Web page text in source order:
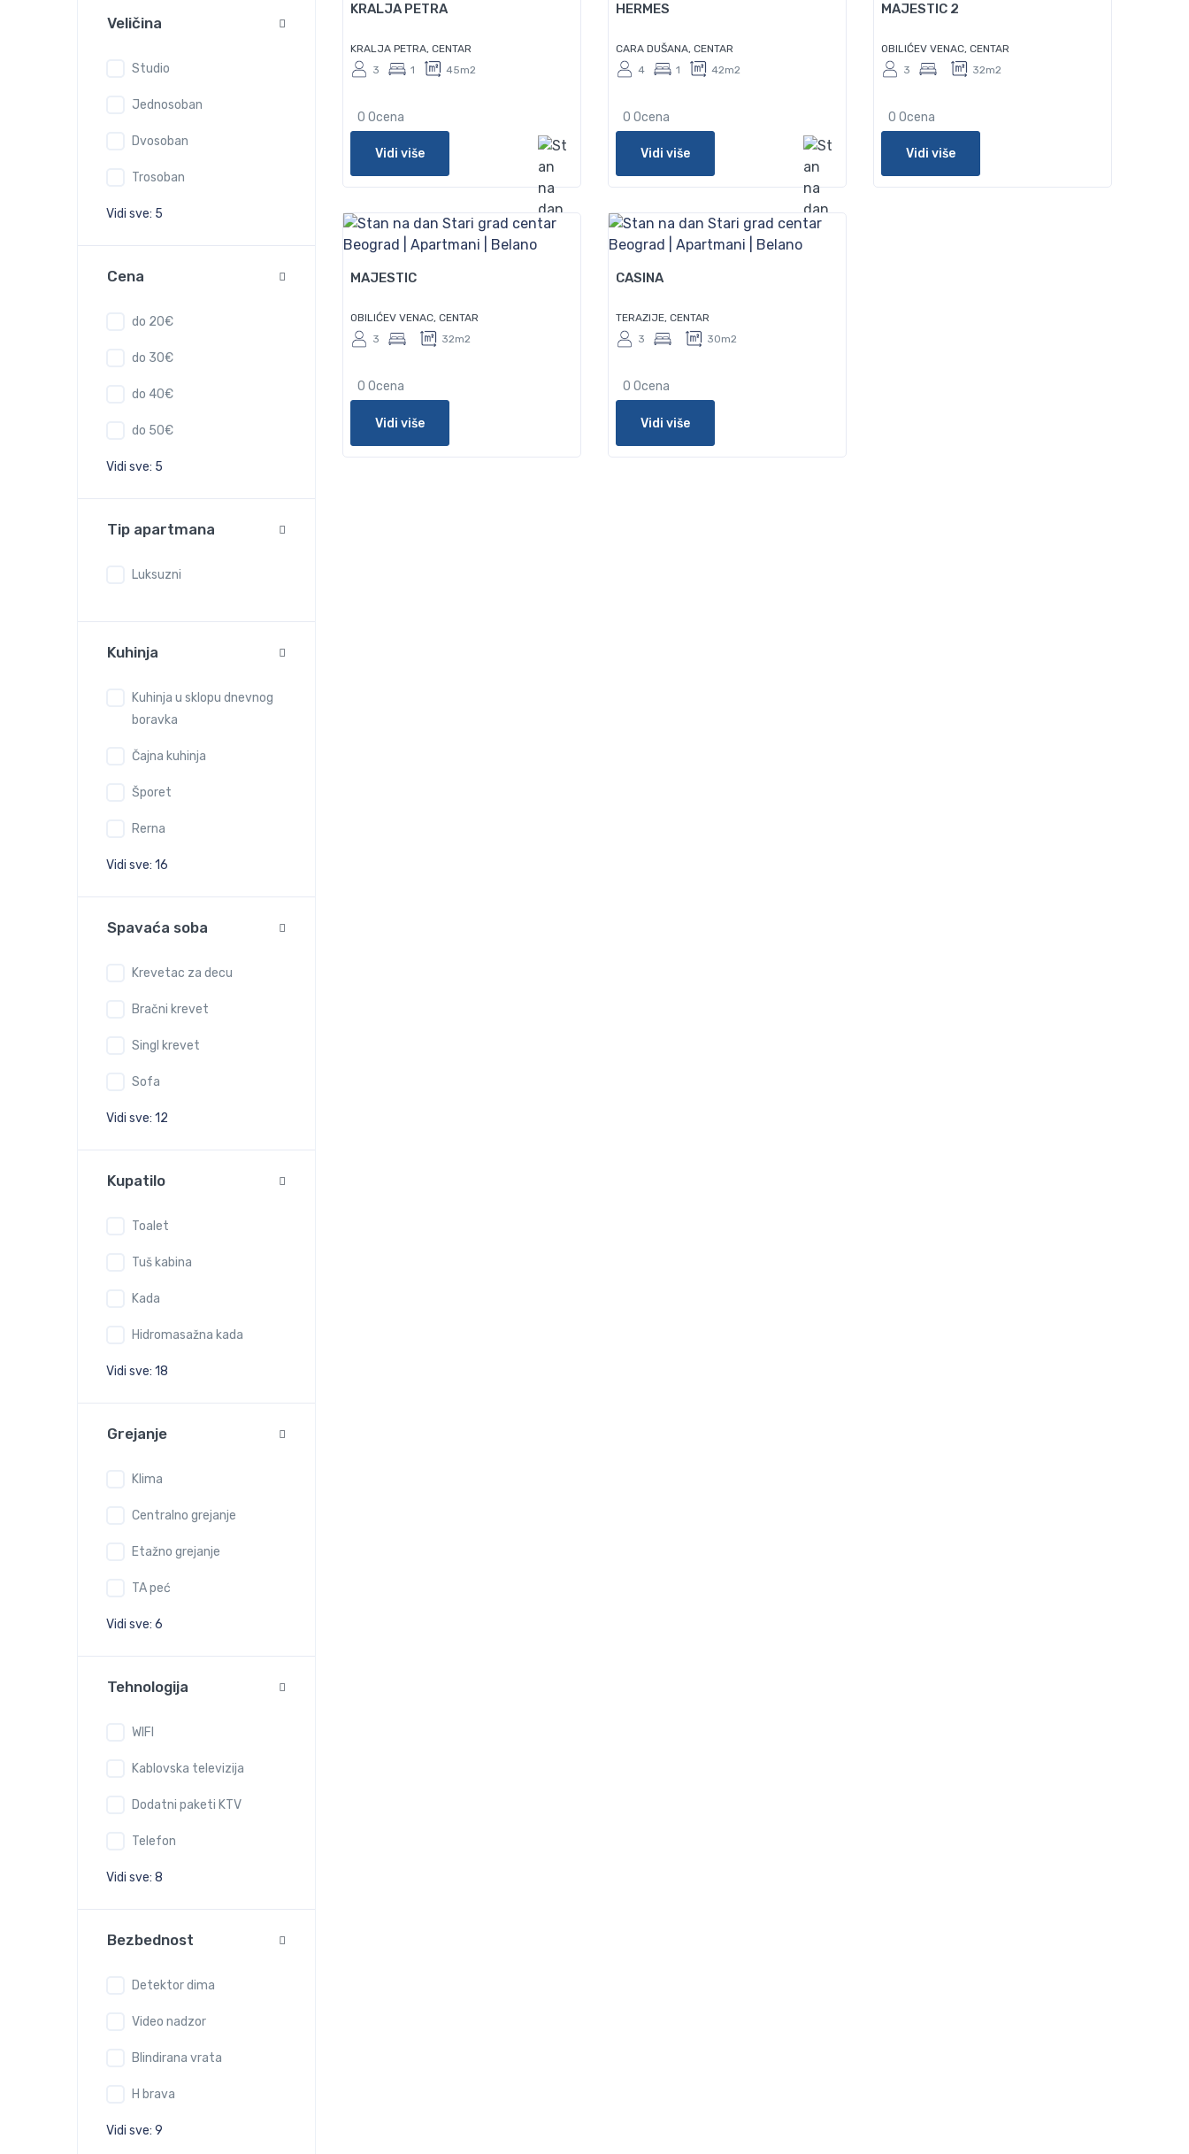
Veličina
Studio
Jednosoban
Dvosoban
Trosoban
Vidi sve: 5
Cena
do 20€
do 30€
do 40€
do 50€
Vidi sve: 5
Tip apartmana
Luksuzni
Kuhinja
Kuhinja u sklopu dnevnog
boravka
Čajna kuhinja
Šporet
Rerna
Vidi sve: 16
Spavaća soba
Krevetac za decu
Bračni krevet
Singl krevet
Sofa
Vidi sve: 12
Kupatilo
Toalet
Tuš kabina
Kada
Hidromasažna kada
Vidi sve: 18
Grejanje
Klima
Centralno grejanje
Etažno grejanje
TA peć
Vidi sve: 6
Tehnologija
WIFI
Kablovska televizija
Dodatni paketi KTV
Telefon
Vidi sve: 8
Bezbednost
Detektor dima
Video nadzor
Blindirana vrata
H brava
Vidi sve: 9
KRALJA PETRA
KRALJA PETRA, CENTAR
3
1 45m2
0 Ocena
Vidi više
HERMES
CARA DUŠANA, CENTAR
4
1 42m2
0 Ocena
Vidi više
MAJESTIC 2
OBILIĆEV VENAC, CENTAR
3
32m2
0 Ocena
Vidi više
50
MAJESTIC
OBILIĆEV VENAC, CENTAR
3
32m2
0 Ocena
Vidi više
50
CASINA
TERAZIJE, CENTAR
3
30m2
0 Ocena
Vidi više